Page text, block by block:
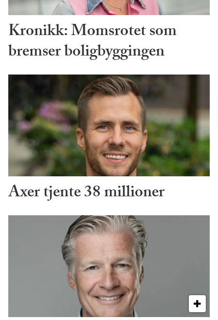
Kronikk: Momsrotet som
bremser boligbyggingen
Axer tjente 38 millioner